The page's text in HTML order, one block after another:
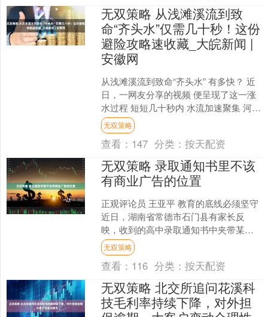
无双策略 从浅滩溪流到致
命“齐头水”仅需几十秒！这份
避险攻略速收藏_大皖新闻 |
安徽网
从浅滩溪流到致命“齐头水” 有多快？ 近
日，一网友分享的视频 便呈现了这一涨
水过程 短短几十秒内 水流加速聚集 河水
骤然上涨 向下游快速移动 形成了危险
的“齐头....
无双策略
查看： 147 分类：按天配资
无双策略 录取通知书里不该
有商业广告的位置
正观评论员 王亚平 教育的底线必须坚守
近日，湖南省常德市石门县有家长反
映，收到的高中录取通知书中夹带某眼
镜店的广告宣传单，家长怒斥教育变
味，此事引发关注。 7....
无双策略
查看： 116 分类：按天配资
无双策略 北交所追问花溪科
技毛利率持续下降，对外担